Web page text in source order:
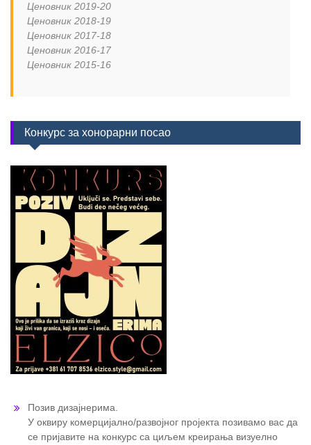
Ценовник 2019-20
Ценовник 2018-19
Ценовник 2017-18
Ценовник 2016-17
Ценовник 2015-16
Конкурс за хонорарни посао
Позив дизајнерима.
У оквиру комерцијално/развојног пројекта позивамо вас да
се пријавите на конкурс са циљем креирања визуелно